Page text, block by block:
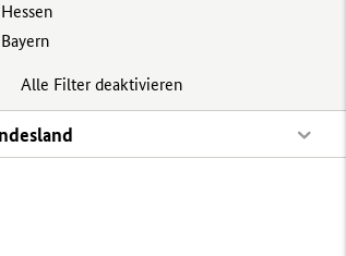
Hessen
Bayern
Alle Filter deaktivieren